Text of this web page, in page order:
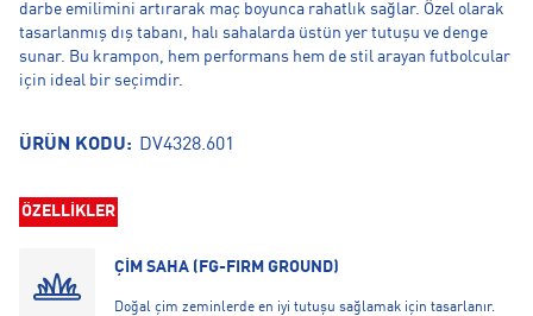
darbe emilimini artırarak maç boyunca rahatlık sağlar. Özel olarak
tasarlanmış dış tabanı, halı sahalarda üstün yer tutuşu ve denge
sunar. Bu krampon, hem performans hem de stil arayan futbolcular
için ideal bir seçimdir.
ÜRÜN KODU: DV4328.601
ÖZELLİKLER
ÇİM SAHA (FG-FIRM GROUND)
Doğal çim zeminlerde en iyi tutuşu sağlamak için tasarlanır.